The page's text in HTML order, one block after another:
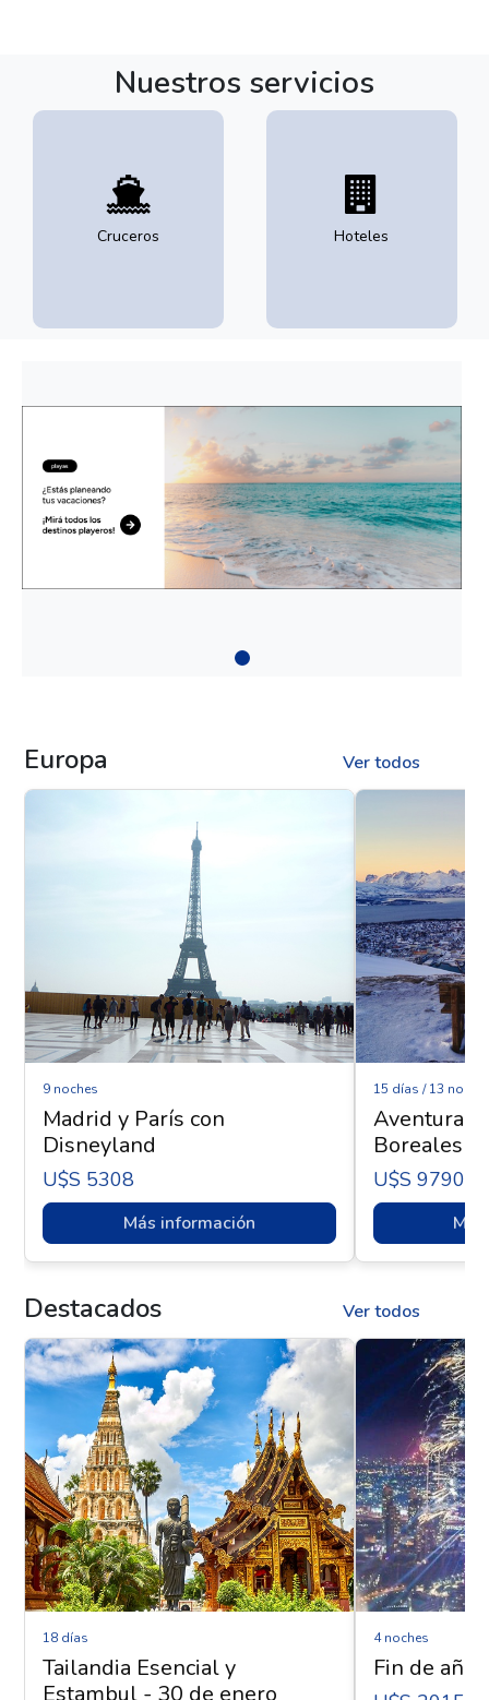
Nuestros servicios
Cruceros Hoteles
Europa Ver todos
9 noches
Madrid y París con
Disneyland
U$s 5308
Más información
15 días / 13
Aventura
Boreales -
U$s 9790
Destacados Ver todos
18 días
Tailandia Esencial y
Estambul - 30 de enero
4 noches
Fin de año